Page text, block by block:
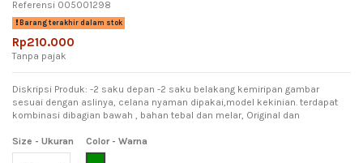
Referensi 005001298
Barang terakhir dalam stok
Rp210.000
Tanpa pajak
Diskripsi Produk: -2 saku depan -2 saku belakang kemiripan gambar
sesuai dengan aslinya, celana nyaman dipakai,model kekinian. terdapat
kombinasi dibagian bawah , bahan tebal dan melar, Original dan
Size - Ukuran
Color - Warna